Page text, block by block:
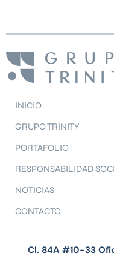
INICIO
GRUPO TRINITY
PORTAFOLIO
RESPONSABILIDAD
NOTICIAS
CONTACTO
Cl. 84A #10-33